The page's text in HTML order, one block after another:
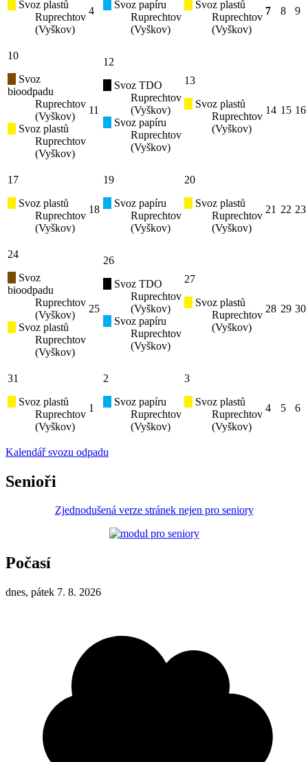
Svoz plastů
Ruprechtov
(Vyškov)
4
Svoz papíru
Ruprechtov
(Vyškov)
Svoz plastů
Ruprechtov
(Vyškov)
7 8 9
10
Svoz
bioodpadu
Ruprechtov
(Vyškov)
Svoz plastů
Ruprechtov
(Vyškov)
11
12
Svoz TDO
Ruprechtov
(Vyškov)
Svoz papíru
Ruprechtov
(Vyškov)
13
Svoz plastů
Ruprechtov
(Vyškov)
14 15 16
17
Svoz plastů
Ruprechtov
(Vyškov)
18
19
Svoz papíru
Ruprechtov
(Vyškov)
20
Svoz plastů
Ruprechtov
(Vyškov)
21 22 23
24
Svoz
bioodpadu
Ruprechtov
(Vyškov)
Svoz plastů
Ruprechtov
(Vyškov)
25
26
Svoz TDO
Ruprechtov
(Vyškov)
Svoz papíru
Ruprechtov
(Vyškov)
27
Svoz plastů
Ruprechtov
(Vyškov)
28 29 30
31
Svoz plastů
Ruprechtov
(Vyškov)
1
2
Svoz papíru
Ruprechtov
(Vyškov)
3
Svoz plastů
Ruprechtov
(Vyškov)
4 5 6
Kalendář svozu odpadu
Senioři
Zjednodušená verze stránek nejen pro seniory
Počasí
dnes, pátek 7. 8. 2026